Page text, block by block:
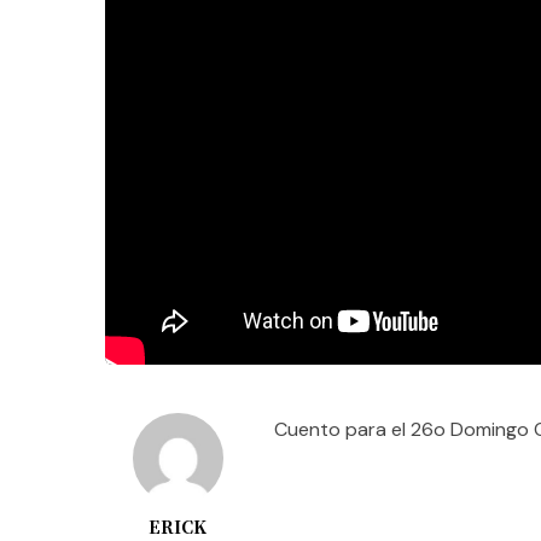
ERICK
Cuento para el 26o Domingo